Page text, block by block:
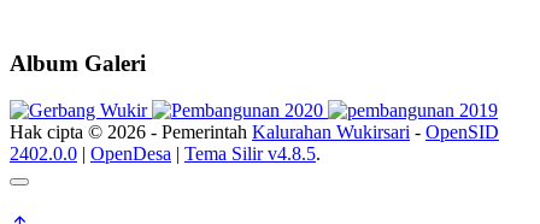
Album Galeri
Hak cipta © 2026 - Pemerintah Kalurahan Wukirsari - OpenSID
2402.0.0 | OpenDesa | Tema Silir v4.8.5.